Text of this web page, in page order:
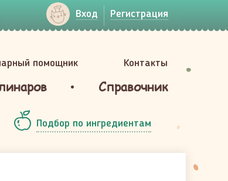
Вход Регистрация
помощник Контакты
Справочник
Подбор по ингредиентам